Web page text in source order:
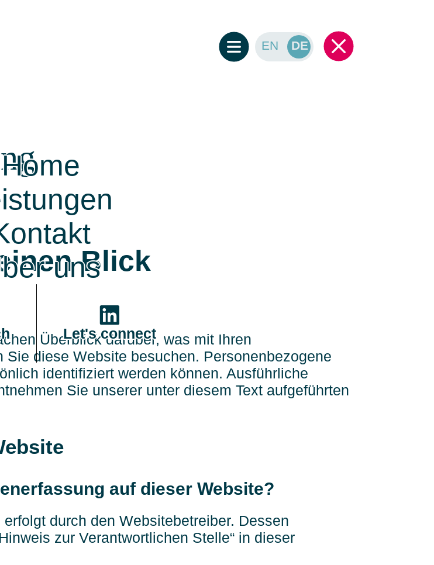
Home
uns
Let's connect
Blick
Überblick darüber, was mit Ihren
diese Website besuchen. Personenbezogene
identifiziert werden können. Ausführliche
Sie unserer unter diesem Text aufgeführten
auf dieser Website?
durch den Websitebetreiber. Dessen
zur Verantwortlichen Stelle“ in dieser